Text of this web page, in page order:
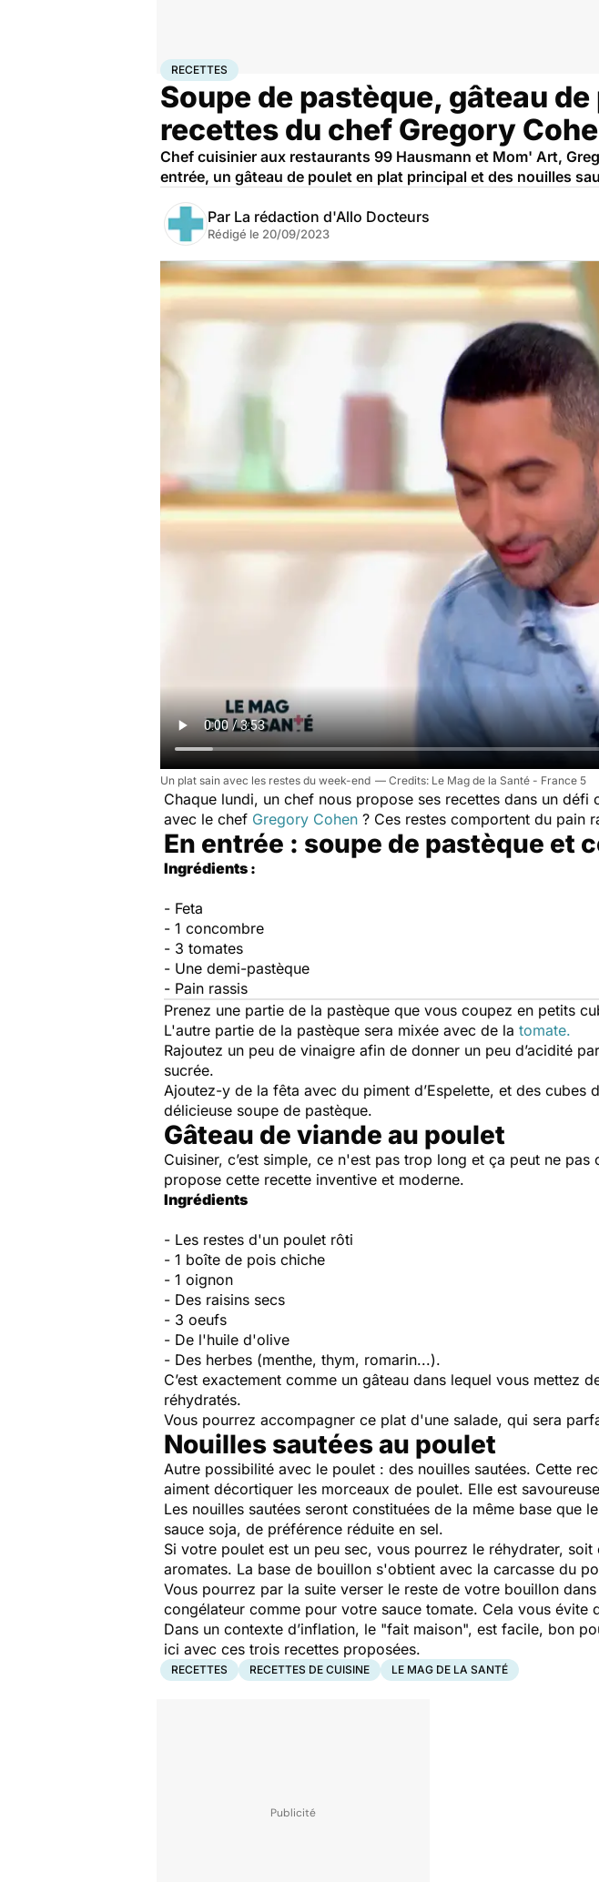
AccueilBien-être
RECETTES
Soupe de pastèque, gâteau
recettes du chef Gregory
Chef cuisinier aux restaurants 99 Hausmann et Mom' Art,
entrée, un gâteau de poulet en plat principal et des nouilles
Par La rédaction d'Allo Docteurs
Rédigé le 20/09/2023
Un plat sain avec les restes du week-end Le Mag de la Santé - France 5
Chaque lundi, un chef nous propose ses recettes dans un
avec le chef Gregory Cohen ? Ces restes comportent du pain
En entrée : soupe de pastèque et
Ingrédients :
- Feta
- 1 concombre
- 3 tomates
- Une demi-pastèque
- Pain rassis
Prenez une partie de la pastèque que vous coupez en petits
L'autre partie de la pastèque sera mixée avec de la tomate.
Rajoutez un peu de vinaigre afin de donner un peu d’acidité
sucrée.
Ajoutez-y de la fêta avec du piment d’Espelette, et des
délicieuse soupe de pastèque.
Gâteau de viande au poulet
Cuisiner, c’est simple, ce n'est pas trop long et ça peut ne
propose cette recette inventive et moderne.
Ingrédients
- Les restes d'un poulet rôti
- 1 boîte de pois chiche
- 1 oignon
- Des raisins secs
- 3 oeufs
- De l'huile d'olive
- Des herbes (menthe, thym, romarin...).
C’est exactement comme un gâteau dans lequel vous mettez
réhydratés.
Vous pourrez accompagner ce plat d'une salade, qui sera
Nouilles sautées au poulet
Autre possibilité avec le poulet : des nouilles sautées. Cette
aiment décortiquer les morceaux de poulet. Elle est
Les nouilles sautées seront constituées de la même base que
sauce soja, de préférence réduite en sel.
Si votre poulet est un peu sec, vous pourrez le réhydrater,
aromates. La base de bouillon s'obtient avec la carcasse du
Vous pourrez par la suite verser le reste de votre bouillon
congélateur comme pour votre sauce tomate. Cela vous
Dans un contexte d’inflation, le "fait maison", est facile, bon
ici avec ces trois recettes proposées.
RECETTES RECETTES DE CUISINE LE MAG DE LA SANTÉ